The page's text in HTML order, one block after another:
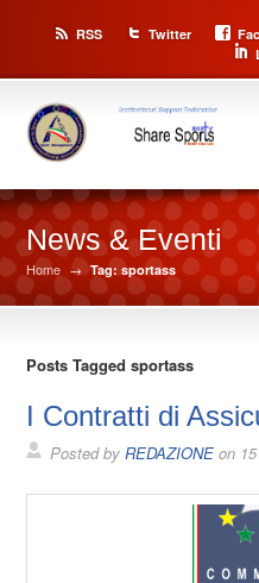
RSS Twitter
News & Eventi
Home → Tag: sportass
Posts Tagged sportass
I Contratti di
Posted byREDAZIONE on